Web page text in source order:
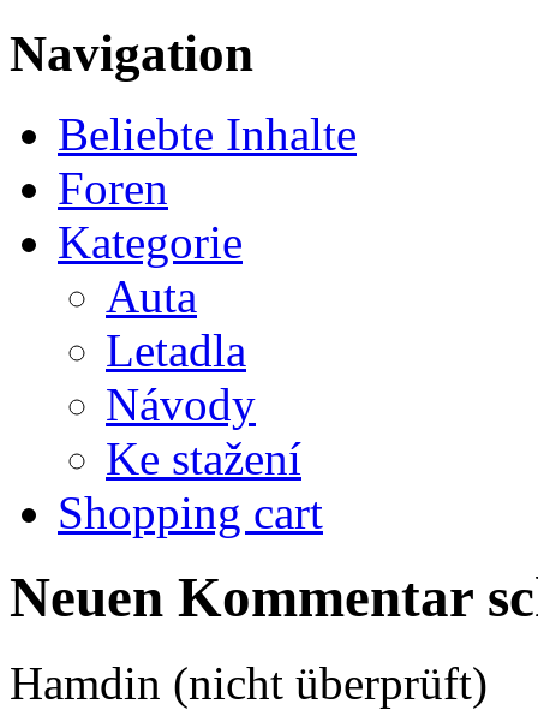
Navigation
Beliebte Inhalte
Foren
Kategorie
Auta
Letadla
Návody
Ke stažení
Shopping cart
Neuen Kommentar
Hamdin (nicht überprüft)